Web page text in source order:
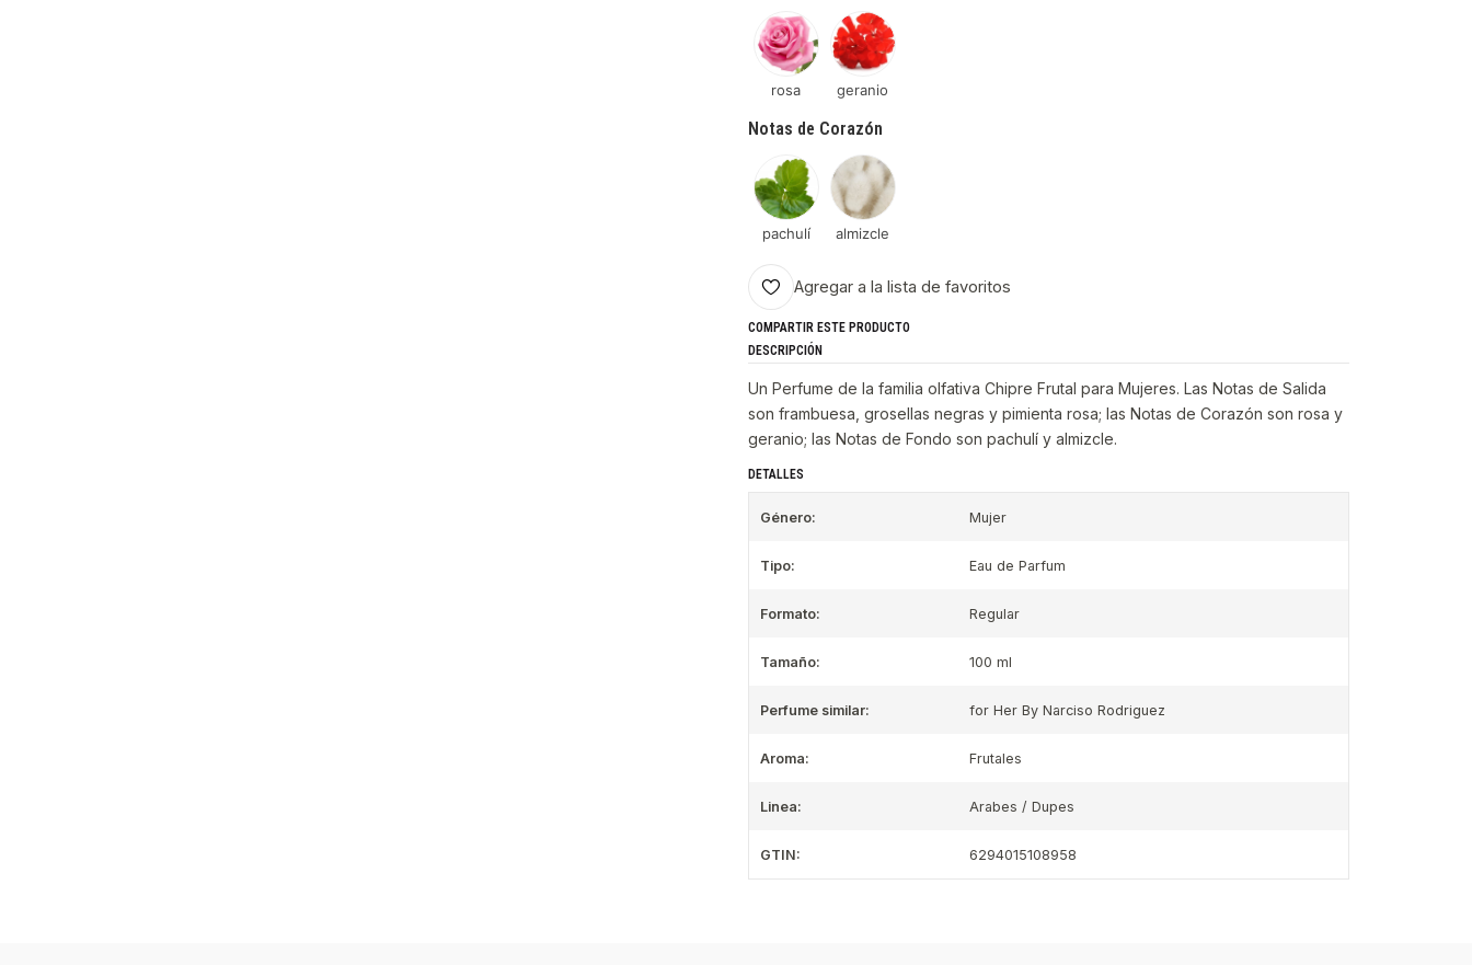
rosa geranio
Notas de Corazón
pachulí almizcle
Agregar a la lista de favoritos
COMPARTIR ESTE PRODUCTO
DESCRIPCIÓN
Un Perfume de la familia olfativa Chipre Frutal para Mujeres. Las Notas de Salida
son frambuesa, grosellas negras y pimienta rosa; las Notas de Corazón son rosa y
geranio; las Notas de Fondo son pachulí y almizcle.
DETALLES
Género: Mujer
Tipo: Eau de Parfum
Formato: Regular
Tamaño: 100 ml
Perfume similar: for Her By Narciso Rodriguez
Aroma: Frutales
Linea: Arabes / Dupes
GTIN: 6294015108958